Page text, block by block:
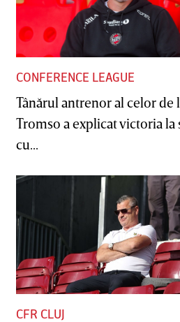
CONFERENCE LEAGUE
Tânărul antrenor al celor de
Tromso a explicat victoria la
cu...
CFR CLUJ